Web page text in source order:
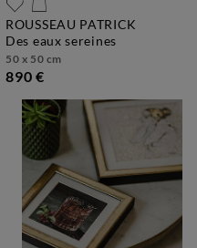
ROUSSEAU PATRICK
des eaux sereines
50 x 50 cm
890 €